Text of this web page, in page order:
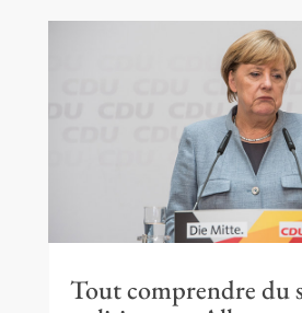
Tout comprendre du